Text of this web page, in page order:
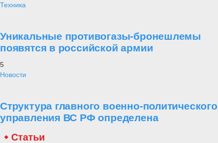
Техника
Уникальные противогазы-бронешлемы
появятся в российской армии
5
Новости
Структура главного военно-политического
управления ВС РФ определена
Статьи